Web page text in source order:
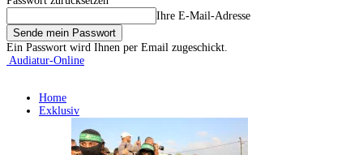
Ihre E-Mail-Adresse
Ein Passwort wird Ihnen per Email zugeschickt.
Audiatur-Online
Home
Exklusiv